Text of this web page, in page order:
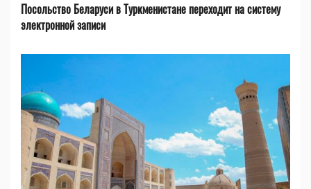
Посольство Беларуси в Туркменистане переходит на систему
электронной записи